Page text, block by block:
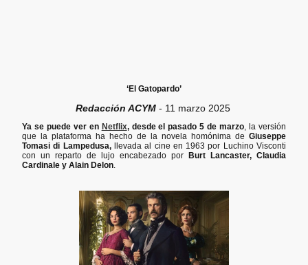
‘El Gatopardo’
Redacción ACYM- 11 marzo 2025
Ya se puede ver en Netflix, desde el pasado 5 de marzo , la versión
que la plataforma ha hecho de la novela homónima de Giuseppe
Tomasi di Lampedusa,llevada al cine en 1963 por Luchino Visconti
con un reparto de lujo encabezado por Burt Lancaster, Claudia
Cardinale y Alain Delon